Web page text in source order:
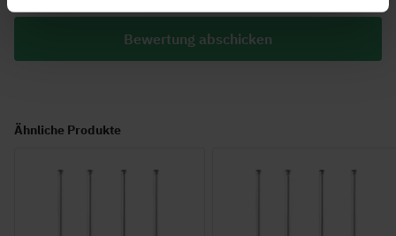
Bewertung abschicken
Ähnliche Produkte